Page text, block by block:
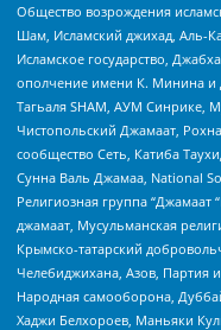
Общество возрождения
Шам, Исламский джихад, Аль-
Исламское государство,
ополчение имени К. Минина и
Тагьаля SHAM, АУМ Синрике,
Чистопольский Джамаат,
сообщество Сеть, Катиба
Сунна Валь Джамаа, National
Религиозная группа “Джамаат
джамаат, Мусульманская
Крымско-татарский
Челебиджихана, Азов, Партия
Народная самооборона,
Хаджи Белхороев, Маньяки